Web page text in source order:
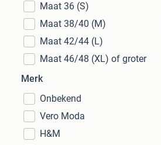
Maat 36 (S)
Maat 38/40 (M)
Maat 42/44 (L)
Maat 46/48 (XL) of groter
Merk
Onbekend
Vero Moda
H&M